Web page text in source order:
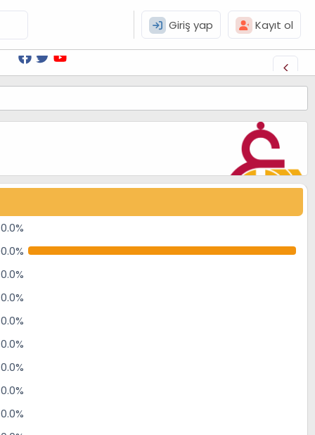
Giriş yap Kayıt ol
0.0%
0.0%
0.0%
0.0%
0.0%
0.0%
0.0%
0.0%